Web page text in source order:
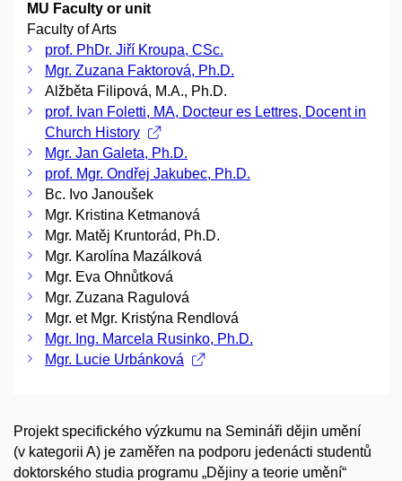
MU Faculty or unit
Faculty of Arts
prof. PhDr. Jiří Kroupa, CSc.
Mgr. Zuzana Faktorová, Ph.D.
Alžběta Filipová, M.A., Ph.D.
prof. Ivan Foletti, MA, Docteur es Lettres, Docent in
Church History
Mgr. Jan Galeta, Ph.D.
prof. Mgr. Ondřej Jakubec, Ph.D.
Bc. Ivo Janoušek
Mgr. Kristina Ketmanová
Mgr. Matěj Kruntorád, Ph.D.
Mgr. Karolína Mazálková
Mgr. Eva Ohnůtková
Mgr. Zuzana Ragulová
Mgr. et Mgr. Kristýna Rendlová
Mgr. Ing. Marcela Rusinko, Ph.D.
Mgr. Lucie Urbánková
Projekt specifického výzkumu na Semináři dějin umění
(v kategorii A) je zaměřen na podporu jedenácti studentů
doktorského studia programu „Dějiny a teorie umění“